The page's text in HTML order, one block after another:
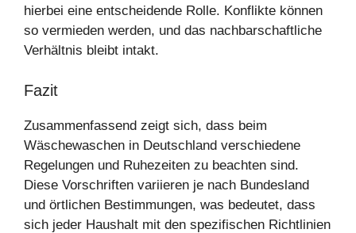
hierbei eine entscheidende Rolle. Konflikte können
so vermieden werden, und das nachbarschaftliche
Verhältnis bleibt intakt.
Fazit
Zusammenfassend zeigt sich, dass beim
Wäschewaschen in Deutschland verschiedene
Regelungen und Ruhezeiten zu beachten sind.
Diese Vorschriften variieren je nach Bundesland
und örtlichen Bestimmungen, was bedeutet, dass
sich jeder Haushalt mit den spezifischen Richtlinien